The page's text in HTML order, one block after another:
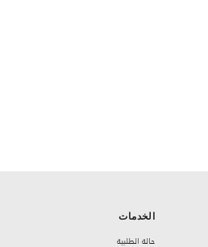
الخدمات
حالة الطلبية